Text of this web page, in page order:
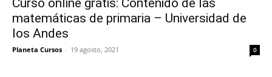
matemáticas de primaria – Universidad de
los Andes
Planeta Cursos - 19 agosto, 2021 0